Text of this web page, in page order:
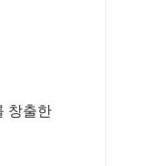
창출한